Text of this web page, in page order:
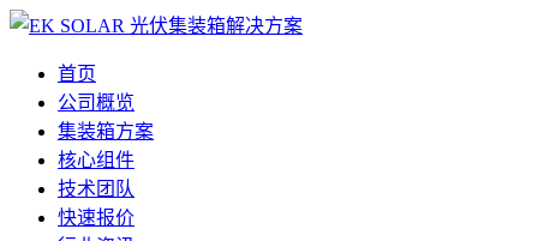
首页
公司概览
集装箱方案
核心组件
技术团队
快速报价